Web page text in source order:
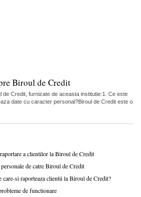
Biroul de Credit
de Credit, furnizate de aceasta institutie:1. Ce este
date cu caracter personal?Biroul de Credit este o
a clientilor la Biroul de Credit
de catre Biroul de Credit
si raporteaza clientii la Biroul de Credit?
de functionare